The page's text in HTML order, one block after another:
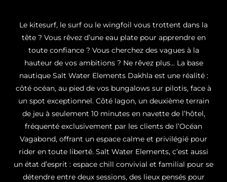
Le kitesurf, le surf ou le wingfoil vous trottent dans la
tête ? Vous rêvez d’une eau plate pour apprendre en
toute confiance ? Vous cherchez des vagues à la
hauteur de vos ambitions ? Ne rêvez plus… La base
nautique Salt Water Elements Dakhla est une réalité :
côté océan, au pied de vos bungalows sur pilotis, face à
un spot exceptionnel. Côté lagon, un deuxième terrain
de jeu à seulement 10 minutes en navette de l’hôtel,
fréquenté exclusivement par les clients de l’Océan
Vagabond, offrant un espace calme et privilégié pour
rider en toute liberté. Salt Water Elements, c’est aussi
un état d’esprit : espace chill convivial et familial pour se
détendre entre deux sessions, des lieux pensés pour